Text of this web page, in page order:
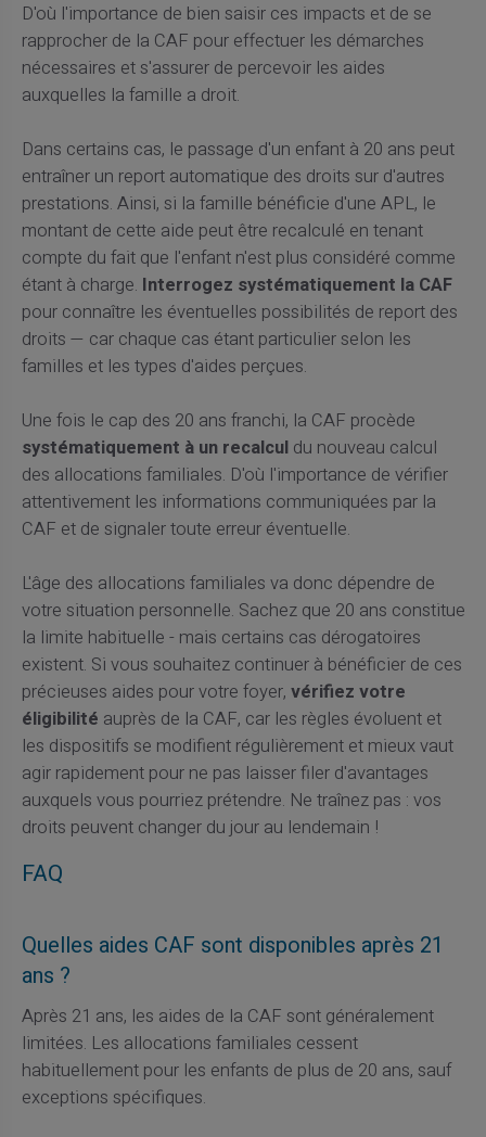
D'où l'importance de bien saisir ces impacts et de se
rapprocher de la CAF pour effectuer les démarches
nécessaires et s'assurer de percevoir les aides
auxquelles la famille a droit.
Dans certains cas, le passage d'un enfant à 20 ans peut
entraîner un report automatique des droits sur d'autres
prestations. Ainsi, si la famille bénéficie d'une APL, le
montant de cette aide peut être recalculé en tenant
compte du fait que l'enfant n'est plus considéré comme
étant à charge. Interrogez systématiquement la CAF
pour connaître les éventuelles possibilités de report des
droits — car chaque cas étant particulier selon les
familles et les types d'aides perçues.
Une fois le cap des 20 ans franchi, la CAF procède
systématiquement à un recalculdu nouveau calcul
des allocations familiales. D'où l'importance de vérifier
attentivement les informations communiquées par la
CAF et de signaler toute erreur éventuelle.
L'âge des allocations familiales va donc dépendre de
votre situation personnelle. Sachez que 20 ans constitue
la limite habituelle - mais certains cas dérogatoires
existent. Si vous souhaitez continuer à bénéficier de ces
précieuses aides pour votre foyer, vérifiez votre
éligibilité auprès de la CAF, car les règles évoluent et
les dispositifs se modifient régulièrement et mieux vaut
agir rapidement pour ne pas laisser filer d'avantages
auxquels vous pourriez prétendre. Ne traînez pas : vos
droits peuvent changer du jour au lendemain !
FAQ
Quelles aides CAF sont disponibles après 21
ans ?
Après 21 ans, les aides de la CAF sont généralement
limitées. Les allocations familiales cessent
habituellement pour les enfants de plus de 20 ans, sauf
exceptions spécifiques.